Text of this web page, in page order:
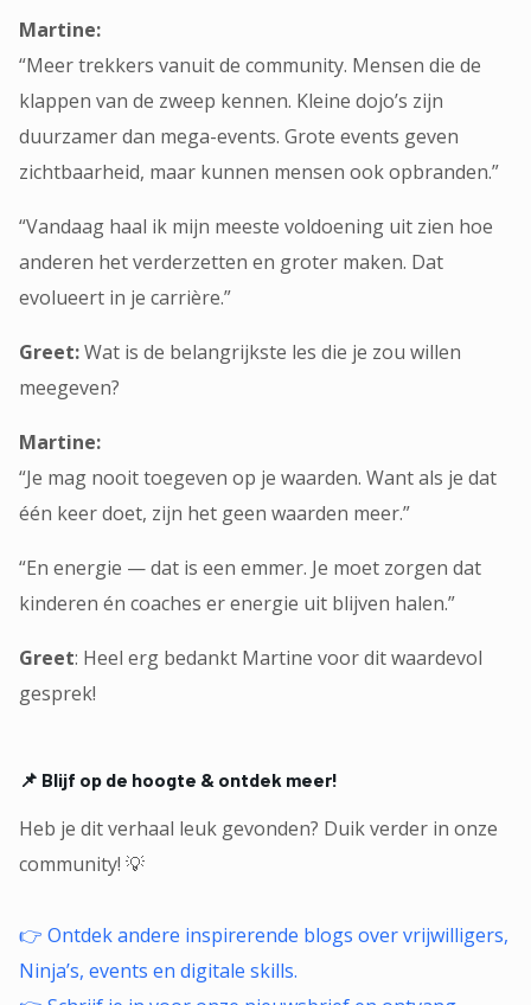
Martine:
“Meer trekkers vanuit de community. Mensen die de
klappen van de zweep kennen. Kleine dojo’s zijn
duurzamer dan mega-events. Grote events geven
zichtbaarheid, maar kunnen mensen ook opbranden.”
“Vandaag haal ik mijn meeste voldoening uit zien hoe
anderen het verderzetten en groter maken. Dat
evolueert in je carrière.”
Greet:Wat is de belangrijkste les die je zou willen
meegeven?
Martine:
“Je mag nooit toegeven op je waarden. Want als je dat
één keer doet, zijn het geen waarden meer.”
“En energie — dat is een emmer. Je moet zorgen dat
kinderen én coaches er energie uit blijven halen.”
Greet: Heel erg bedankt Martine voor dit waardevol
gesprek!
📌 Blijf op de hoogte & ontdek meer!
Heb je dit verhaal leuk gevonden? Duik verder in onze
community! 💡
👉 Ontdek andere inspirerende blogs over vrijwilligers,
Ninja’s, events en digitale skills.